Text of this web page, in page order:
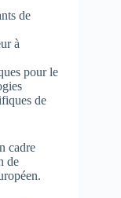
de
à
pour le
de
cadre
de